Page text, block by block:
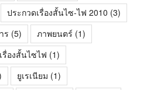
ประกวดเรื่องสั้นไซ-ไฟ 2010 (3)
ร (5) ภาพยนตร์ (1)
องสั้นไซไฟ (1)
ยูเรเนียม (1)